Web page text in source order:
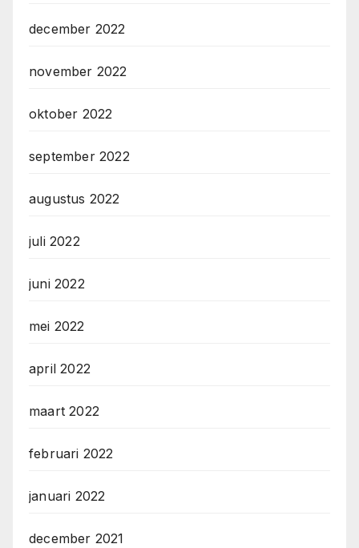
december 2022
november 2022
oktober 2022
september 2022
augustus 2022
juli 2022
juni 2022
mei 2022
april 2022
maart 2022
februari 2022
januari 2022
december 2021